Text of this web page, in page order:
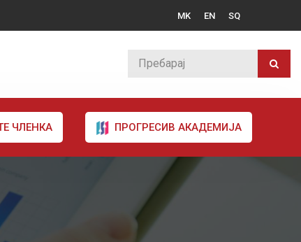
MK EN SQ
ЧЛЕНКА ПРОГРЕСИВ АКАДЕМИЈА